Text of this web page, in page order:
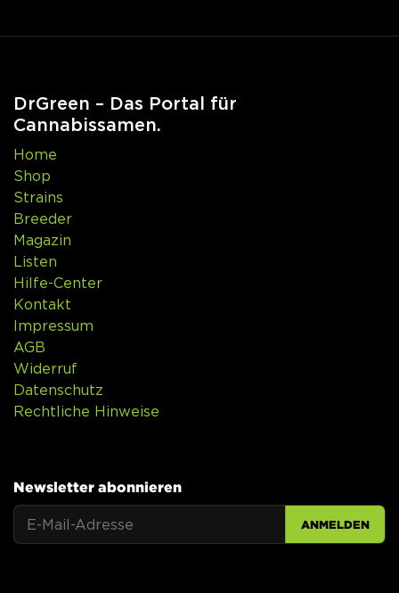
DrGreen – Das Portal für
Cannabissamen.
Home
Shop
Strains
Breeder
Magazin
Listen
Hilfe-Center
Kontakt
Impressum
AGB
Widerruf
Datenschutz
Rechtliche Hinweise
Newsletter abonnieren
ANMELDEN